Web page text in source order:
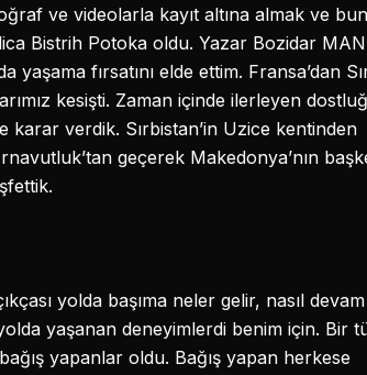
ve videolarla kayıt altına almak ve
Bistrih Potoka oldu. Yazar Bozidar
fırsatını elde ettim. Fransa’dan
kesişti. Zaman içinde ilerleyen
verdik. Sırbistan’in Uzice kentinden
geçerek Makedonya’nın
yolda başıma neler gelir, nasıl
yaşanan deneyimlerdi benim için. Bir
yapanlar oldu. Bağış yapan herkese